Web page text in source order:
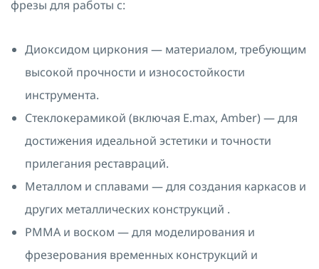
фрезы для работы с:
Диоксидом циркония — материалом, требующим
высокой прочности и износостойкости
инструмента.
Стеклокерамикой (включая E.max, Amber) — для
достижения идеальной эстетики и точности
прилегания реставраций.
Металлом и сплавами — для создания каркасов и
других металлических конструкций .
PMMA и воском — для моделирования и
фрезерования временных конструкций и